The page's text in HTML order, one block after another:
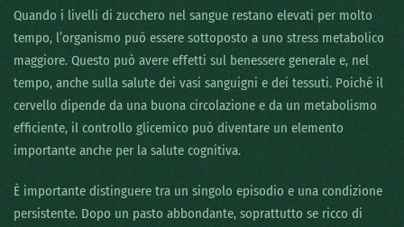
Quando i livelli di zucchero nel sangue restano elevati per molto
tempo, l’organismo può essere sottoposto a uno stress metabolico
maggiore. Questo può avere effetti sul benessere generale e, nel
tempo, anche sulla salute dei vasi sanguigni e dei tessuti. Poiché il
cervello dipende da una buona circolazione e da un metabolismo
efficiente, il controllo glicemico può diventare un elemento
importante anche per la salute cognitiva.
È importante distinguere tra un singolo episodio e una condizione
persistente. Dopo un pasto abbondante, soprattutto se ricco di